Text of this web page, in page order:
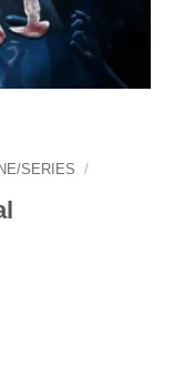
SERIES
/